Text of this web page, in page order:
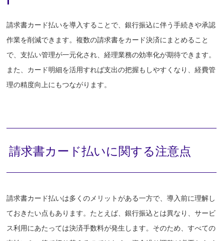
請求書カード払いを導入することで、銀行振込に伴う手続きや承認
作業を削減できます。複数の請求書をカード決済にまとめること
で、支払い管理が一元化され、経理業務の効率化が期待できます。
また、カード明細を活用すれば支出の把握もしやすくなり、経費管
理の精度向上にもつながります。
請求書カード払いに関する注意点
請求書カード払いは多くのメリットがある一方で、導入前に理解し
ておきたい点もあります。たとえば、銀行振込とは異なり、サービ
ス利用にあたっては決済手数料が発生します。そのため、すべての